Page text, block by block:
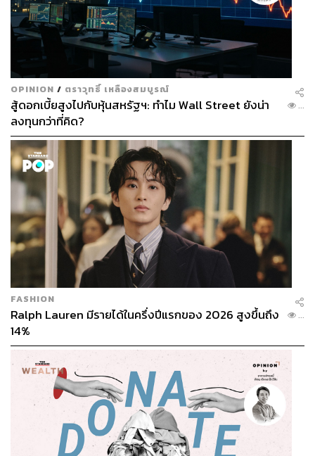
OPINION / ตราวุทธิ์ เหลืองสมบูรณ์
สู้ดอกเบี้ยสูงไปกับหุ้นสหรัฐฯ: ทำไม Wall Street ยังน่า
ลงทุนกว่าที่คิด?
...
FASHION
Ralph Lauren มีรายได้ในครึ่งปีแรกของ 2026 สูงขึ้นถึง
14%
...